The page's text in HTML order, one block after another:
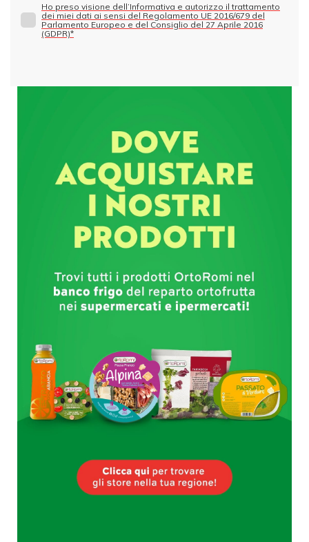
Ho preso visione dell’Informativa e autorizzo il trattamento
dei miei dati ai sensi del Regolamento UE 2016/679 del
Parlamento Europeo e del Consiglio del 27 Aprile 2016
(GDPR)*